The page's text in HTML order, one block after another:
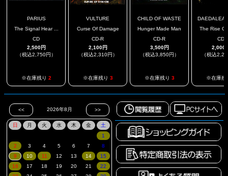
PARIUS
The Signal Hear ...
CD
2,500円
（税込2,750円）
※在庫残り 2
VULTURE
Curse Of Damage
CD-R
2,100円
（税込2,310円）
※在庫残り 3
CHILD OF WASTE
Hunger Made Man
CD-R
3,500円
（税込3,850円）
※在庫残り 3
The Rise
CD
2,000
（税込
※在庫残